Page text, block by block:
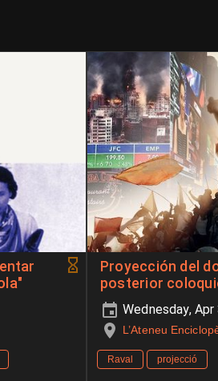
Proyección del
posterior
Wednesday,
L’Ateneu
Raval projecció